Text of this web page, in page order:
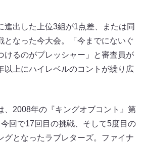
進出した上位3組が1点差、または同
となった今大会。「今までにないぐ
けるのがプレッシャー」と審査員が
以上にハイレベルのコントが繰り広
、2008年の『キングオブコント』第
回で17回目の挑戦、そして5度目の
グとなったラブレターズ。ファイナ